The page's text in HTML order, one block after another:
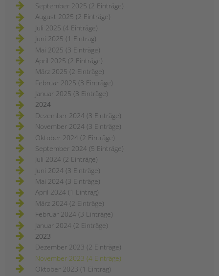
September 2025 (2 Einträge)
August 2025 (2 Einträge)
Juli 2025 (4 Einträge)
Juni 2025 (1 Eintrag)
Mai 2025 (3 Einträge)
April 2025 (2 Einträge)
März 2025 (2 Einträge)
Februar 2025 (3 Einträge)
Januar 2025 (3 Einträge)
2024
Dezember 2024 (3 Einträge)
November 2024 (3 Einträge)
Oktober 2024 (2 Einträge)
September 2024 (5 Einträge)
Juli 2024 (2 Einträge)
Juni 2024 (3 Einträge)
Mai 2024 (3 Einträge)
April 2024 (1 Eintrag)
März 2024 (2 Einträge)
Februar 2024 (3 Einträge)
Januar 2024 (2 Einträge)
2023
Dezember 2023 (2 Einträge)
November 2023 (4 Einträge)
Oktober 2023 (1 Eintrag)